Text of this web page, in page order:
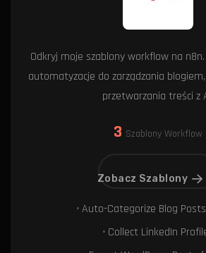
Odkryj moje szablony workflow na
automatyzacje do zarządzania
przetwarzania treści z
3 Szablony Workflow
Zobacz Szablony
• Auto-Categorize Blog
• Collect LinkedIn